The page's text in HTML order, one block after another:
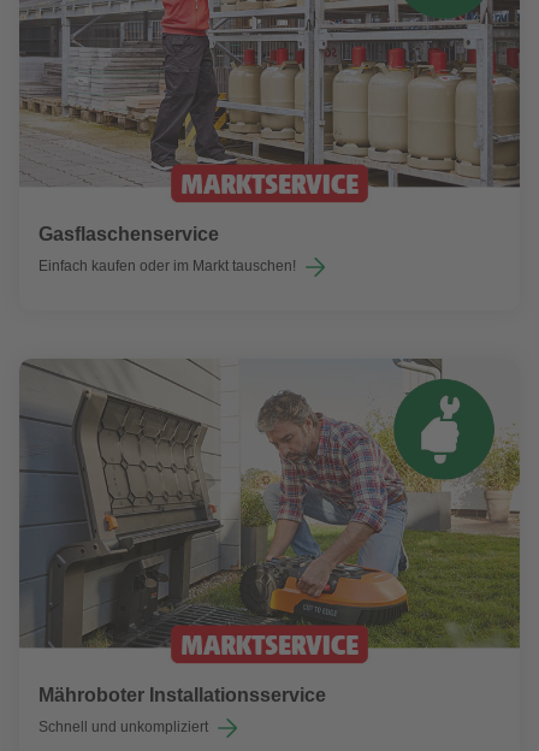
Gasflaschenservice
Einfach kaufen oder im Markt tauschen!
Mähroboter Installationsservice
Schnell und unkompliziert